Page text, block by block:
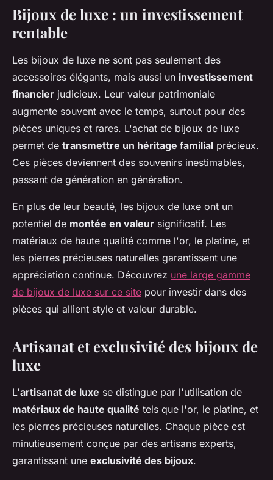
Bijoux de luxe : un investissement
rentable
Les bijoux de luxe ne sont pas seulement des
accessoires élégants, mais aussi un investissement
financier judicieux. Leur valeur patrimoniale
augmente souvent avec le temps, surtout pour des
pièces uniques et rares. L'achat de bijoux de luxe
permet de transmettre un héritage familial précieux.
Ces pièces deviennent des souvenirs inestimables,
passant de génération en génération.
En plus de leur beauté, les bijoux de luxe ont un
potentiel de montée en valeur significatif. Les
matériaux de haute qualité comme l'or, le platine, et
les pierres précieuses naturelles garantissent une
appréciation continue. Découvrez une large gamme
de bijoux de luxe sur ce site pour investir dans des
pièces qui allient style et valeur durable.
Artisanat et exclusivité des bijoux de
luxe
L'artisanat de luxe se distingue par l'utilisation de
matériaux de haute qualité tels que l'or, le platine, et
les pierres précieuses naturelles. Chaque pièce est
minutieusement conçue par des artisans experts,
garantissant une exclusivité des bijoux.